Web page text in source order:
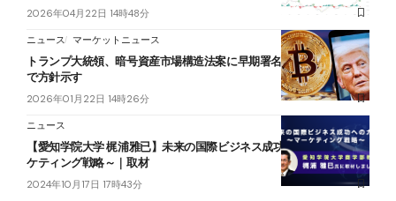
2026年04月22日 14時48分
ニュース マーケットニュース
トランプ大統領、暗号資産市場構造法案に早期署名の意向──ダボス
で方針示す
2026年01月22日 14時26分
ニュース
【愛知学院大学 梶浦雅已】未来の国際ビジネス成功へのカギ～マー
ケティング戦略～｜取材
2024年10月17日 17時43分